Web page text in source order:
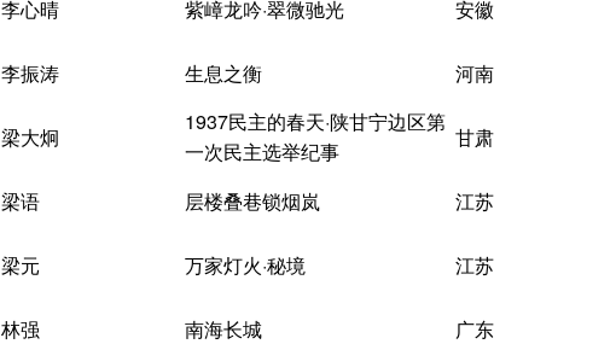
李心晴 紫嶂龙吟·翠微驰光 安徽
李振涛 生息之衡 河南
梁大炯
1937民主的春天·陕甘宁边区第
一次民主选举纪事
甘肃
梁语 层楼叠巷锁烟岚 江苏
梁元 万家灯火·秘境 江苏
林强 南海长城 广东